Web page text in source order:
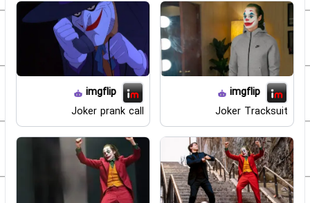
imgflip
Joker Tracksuit
imgflip
Joker prank call